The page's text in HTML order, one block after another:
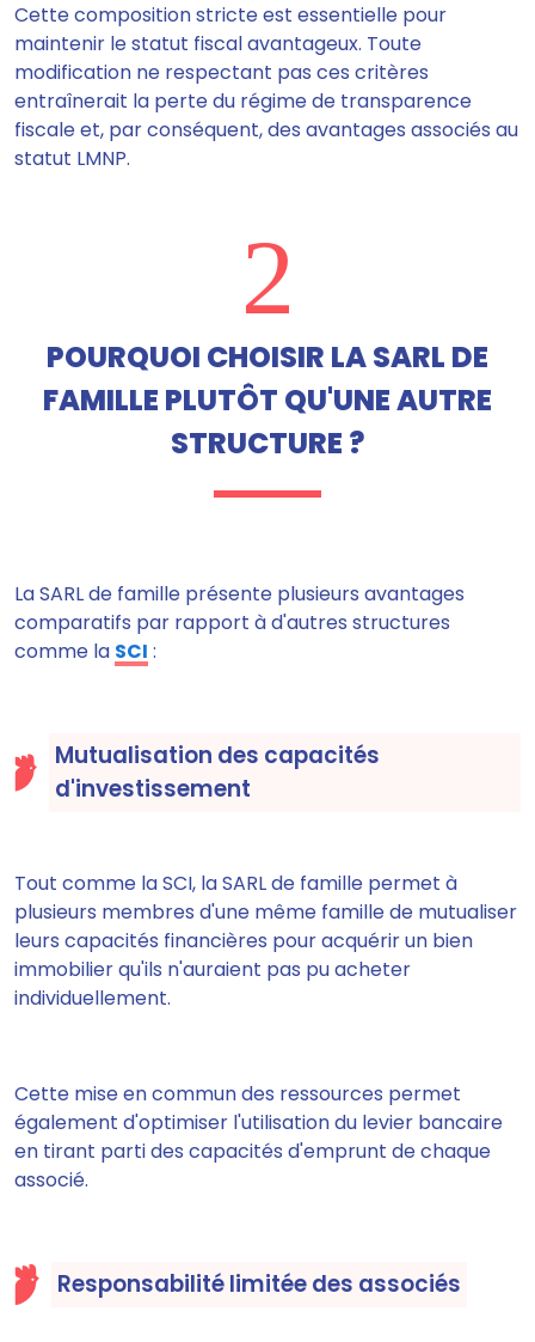
Cette composition stricte est essentielle pour
maintenir le statut fiscal avantageux. Toute
modification ne respectant pas ces critères
entraînerait la perte du régime de transparence
fiscale et, par conséquent, des avantages associés au
statut LMNP.
2
POURQUOI CHOISIR LA SARL DE
FAMILLE PLUTÔT QU'UNE AUTRE
STRUCTURE ?
La SARL de famille présente plusieurs avantages
comparatifs par rapport à d'autres structures
comme la SCI :
Mutualisation des capacités
d'investissement
Tout comme la SCI, la SARL de famille permet à
plusieurs membres d'une même famille de mutualiser
leurs capacités financières pour acquérir un bien
immobilier qu'ils n'auraient pas pu acheter
individuellement.
Cette mise en commun des ressources permet
également d'optimiser l'utilisation du levier bancaire
en tirant parti des capacités d'emprunt de chaque
associé.
Responsabilité limitée des associés